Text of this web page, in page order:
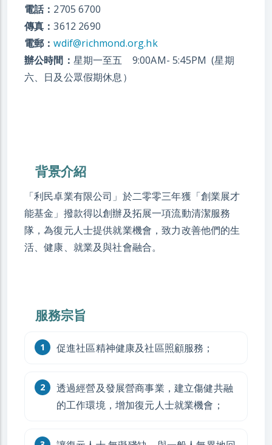
電話： 2705 6700
傳真：3612 2690
電郵：wdif@richmond.org.hk
辦公時間： 星期一至五 9:00AM- 5:45PM (星期
六、日及公眾假期休息）
背景介紹
「利民卓業有限公司」於二零零三年獲「創業展才
能基金」撥款得以創辦及拓展一項流動清潔服務
隊，為復元人士提供就業機會，致力改善他們的生
活、健康、就業及與社會融合。
服務宗旨
促進社區精神健康及社區照顧服務；
透過經營及發展營商事業，建立傷健共融
的工作環境，增加復元人士就業機會；